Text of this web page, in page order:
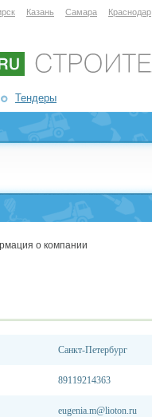
Казань Самара Краснодар
Тендеры
о компании
Санкт-Петербург
89119214363
eugenia.m@lioton.ru